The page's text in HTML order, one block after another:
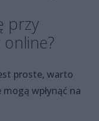
przy
proste, warto
wpłynąć na